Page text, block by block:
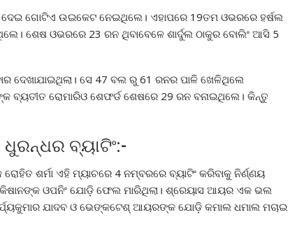
ଗୋଟିଏ ଉଇକେଟ ନେଇଥିଲେ। ଏହାପରେ 19ତମ ଓଭରରେ ହର୍ଷଲ
ଶେଷ ଓଭରରେ 23 ରନ ଥିବାବେଳେ ଶାର୍ଦୁଲ ଠାକୁର ବୋଲିଂ ଆସି 5
ସେ 47 ବଲ ରୁ 61 ରନର ପାଳି ଖେଳିଥିଲେ
ବ୍ୟତୀତ ରୋମାରିଓ ଶେଫର୍ଡ ଶେଷରେ 29 ରନ ବନାଇଥିଲେ। କିନ୍ତୁ
ବ୍ୟାଟିଂ:-
ଶର୍ମା ଏହି ମ୍ୟାଚରେ 4 ନମ୍ବରରେ ବ୍ୟାଟିଂ କରିବାକୁ ନିର୍ଣ୍ଣୟ
ଓପନିଂ ଯୋଡ଼ି ଫେଲ ମାରିଥିଲା। ଶ୍ରେୟାସ ଆୟର ଏକ ଭଲ
ଯାଦବ ଓ ଭେଙ୍କଟେଶ୍ ଆୟରଙ୍କ ଯୋଡ଼ି କମାଲ ଧମାଲ ମଚାଇ